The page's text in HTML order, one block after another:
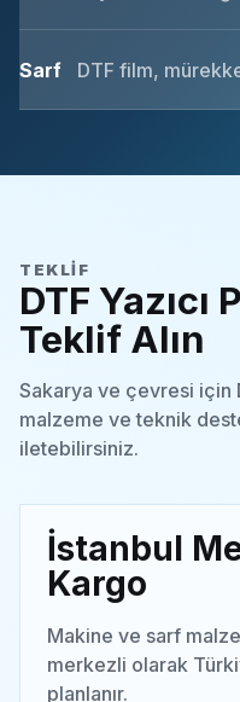
Sarf DTF film,
TEKLIF
DTF
Teklif Alın
Sakarya ve çevresi için
malzeme ve teknik
iletebilirsiniz.
İstanbul
Kargo
Makine ve sarf
merkezli olarak
planlanır.